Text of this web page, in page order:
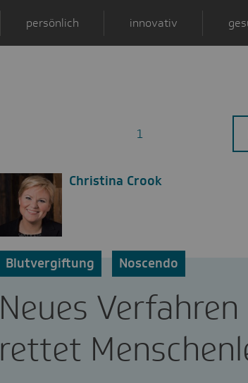
persönlich innovativ
1
Kommentaren
Christina Crook
Blutvergiftung Noscendo
Neues Verfahren
rettet